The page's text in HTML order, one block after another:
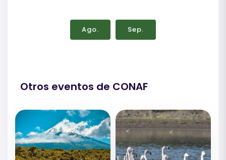
Ago. Sep.
Otros eventos de CONAF